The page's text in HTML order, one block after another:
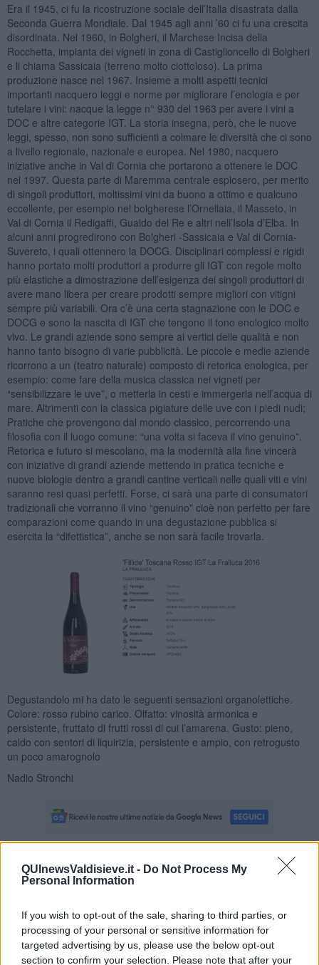
QUInewsValdisieve.it - Do Not Process My
Personal Information
If you wish to opt-out of the sale, sharing to third parties, or
processing of your personal or sensitive information for
targeted advertising by us, please use the below opt-out
section to confirm your selection. Please note that after your
Era il 1945, ci fu la ricostruzione sociale dell’Italia disastrata dalla
Seconda Guerra Mondiale. Dal 1945 agli anni ’60 ci fu una crescita
disordinata. Nel 1960, in Bolgheri, il Marchese Incisa della
Rocchetta, impianta dei vigneti in zona di Castiglioncello di Bolgheri
e li chiama Sassicaia (terreno molto ciottoloso). La prima
produzione nasce nel 1967. Insieme a molti aspetti tecnici
importanti nacquero leggi e norme per migliorare l’enologia e per
tutelare i vini: nacque la legge n° 930 del 1963 per avere i vini a
DOC e altre categorie IGT. La storia insegna, però, che le nuove
leggi, spesso, non sono sufficienti a colmare le diversità che ci sono
a livello regionale, nazionale e europea. Nel 1980, nacquero
iniziative anche in Val di Cornia che portarono a ottenere le DOC
nel 1997. Questa parte di Maremma centrale esplosero, per merito
di singoli produttori, moltissimi vini da buono a ottimo e qualcuno
eccellente, per esempio nel bolgherese l’Ornellaia, il Masseto, in
Val di Cornia il Redigaffi, Gualdo del Re e altri nell’Isola d’Elba. In
alcuni anni progredirono con Bolgheri -Sassicaia e Val di Cornia-
Suvereto, i quali ottennero la DOCG. Disciplinari complessi e rigidi
hanno portato molti produttori a produrre gli IGT con regole molto
più elastiche a dimostrazione dell’esigenza dei singoli produttori di
avere mano libera per creare prodotti sempre migliori con vitigni
sempre più variabili. Ora c’è una certa stagnazione con le DOC e
DOCG e sono la nascita di IGT che tengono il tono enologico molto
vivo. Le grandi aziende sono sempre ai vertici delle qualità e non
hanno tanto bisogno di varie pubblicità. Le piccole e medie aziende
ricorrono a un (teatro naturale) composto di retorica enologica, per
esempio: come fare della musica classica nei vigneti per
“sensibilizzare le uve”, o metterla in cesti e immergerla nell’acqua di
mare. Altrimenti con la classica pigiature delle uve con i piedi nudi;
Pratiche che provengono dal mondo classico, percorrendo una
filosofia con il luogo comune: “una volta si faceva il vino genuino”.
Retorica e futuro si mescolano, ma la modernità alla fine vincerà
con iniziative di grandi aziende mettendo in pratica tecniche e
nuove biologie dentro a grandi cantine verticali nelle quali viti e vini
saranno resi quasi perfetti. Forse, ci sarà una parte di consumatori
tradizionali che vorranno il vino “genuino” cioè non perfetto per fare
comparazioni come quando in una degustazione pubblica si
esercita la “difettistica”, anche se non sarà facile trovarla.
Degustandolo mi ha dato le seguenti sensazioni organolettiche.
Colore: rosso rubino carico. Olfatto: vinosità armonica e
persistente, fruttato di frutti rossi di cui l’amarena. Gusto: pieno,
caldo con sentori di liquirizia, persistente e ampio, con retrogusto
un poco amarognolo
Nadio Stronchi
Se vuoi leggere le notizie principali della Toscana iscriviti alla
Newsletter QUInews - ToscanaMedia.
Basta cliccare QUI
Fotogallery